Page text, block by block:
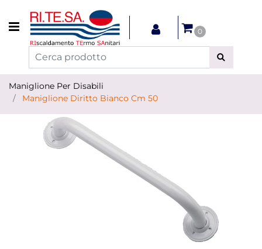
Open menu
0
Maniglione Per Disabili
Maniglione Diritto Bianco Cm 50